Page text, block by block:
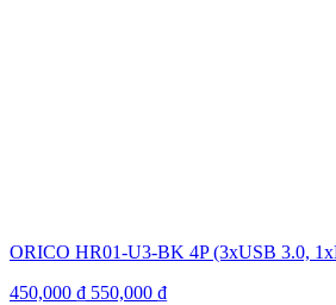
ORICO HR01-U3-BK 4P (3xUSB 3.0,
450,000 ₫ 550,000 ₫